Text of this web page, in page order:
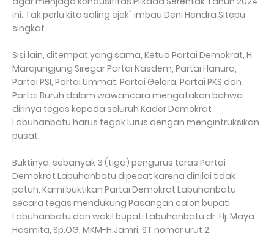
ini. Tak perlu kita saling ejek" imbau Deni Hendra Sitepu
singkat.
Sisi lain, ditempat yang sama, Ketua Partai Demokrat, H.
Marajungjung Siregar Partai Nasdem, Partai Hanura,
Partai PSI, Partai Ummat, Partai Gelora, Partai PKS dan
Partai Buruh dalam wawancara mengatakan bahwa
dirinya tegas kepada seluruh Kader Demokrat
Labuhanbatu harus tegak lurus dengan mengintruksikan
pusat.
Buktinya, sebanyak 3 (tiga) pengurus teras Partai
Demokrat Labuhanbatu dipecat karena dinilai tidak
patuh. Kami buktikan Partai Demokrat Labuhanbatu
secara tegas mendukung Pasangan calon bupati
Labuhanbatu dan wakil bupati Labuhanbatu dr. Hj. Maya
Hasmita, Sp.OG, MKM-H.Jamri, ST nomor urut 2.